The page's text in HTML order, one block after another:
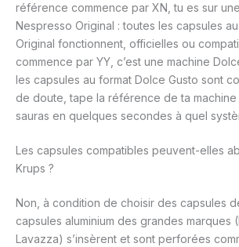
référence commence par XN, tu es sur
Nespresso Original : toutes les capsules
Original fonctionnent, officielles ou
commence par YY, c’est une machine
les capsules au format Dolce Gusto sont
de doute, tape la référence de ta machine
sauras en quelques secondes à quel
Les capsules compatibles peuvent-elles
Krups ?
Non, à condition de choisir des capsules
capsules aluminium des grandes marques
Lavazza) s’insèrent et sont perforées